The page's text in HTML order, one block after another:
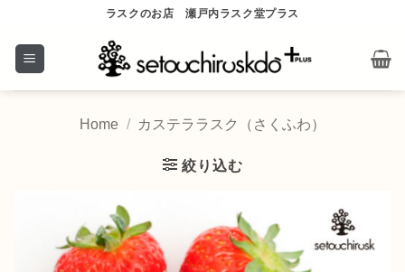
content
ラスクのお店 瀬戸内ラスク堂プラス
Home / カステララスク（さくふわ）
絞り込む